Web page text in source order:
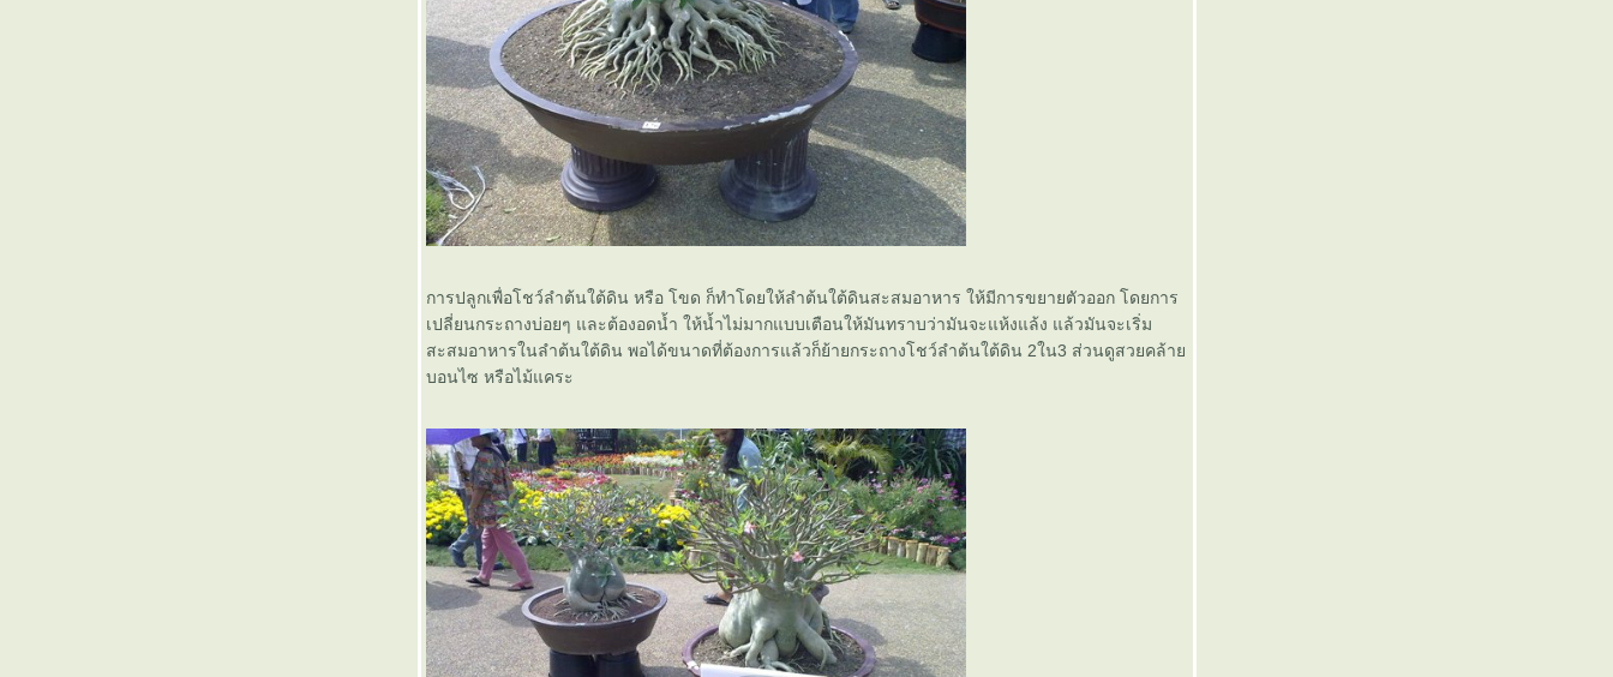
การปลูกเพื่อโชว์ลำต้นใต้ดิน หรือ โขด ก็ทำโดยให้ลำต้นใต้ดินสะสมอาหาร ให้มีการขยายตัวออก โดยการ
เปลี่ยนกระถางบ่อยๆ และต้องอดน้ำ ให้น้ำไม่มากแบบเตือนให้มันทราบว่ามันจะแห้งแล้ง แล้วมันจะเริ่ม
สะสมอาหารในลำต้นใต้ดิน พอได้ขนาดที่ต้องการแล้วก็ย้ายกระถางโชว์ลำต้นใต้ดิน 2ใน3 ส่วนดูสวยคล้า
บอนไซ หรือไม้แคระ